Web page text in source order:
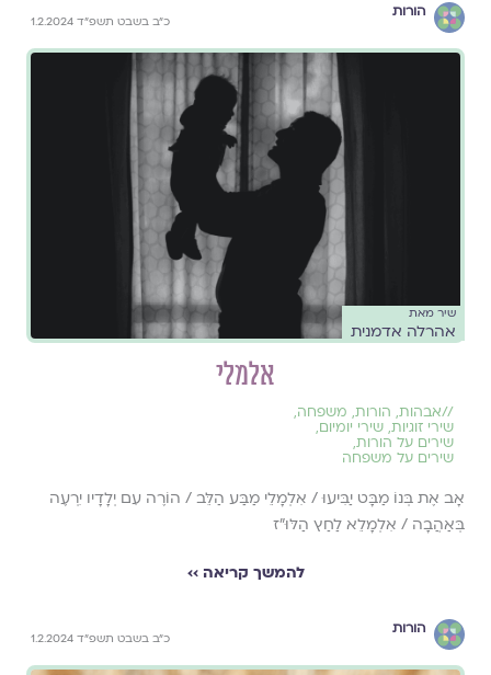
הורות
כ״ב בשבט תשפ״ד 1.2.2024
שיר מאת
אהרלה אדמנית
אלמלי
//אבהות, הורות, משפחה,
שירי זוגיות, שירי יומיום,
שירים על הורות,
שירים על משפחה
אָב אֶת בְּנוֹ מַבָּט יַבִּיעוּ / אִלְמָלֵי מַבַּע הַלֵּב / הוֹרֶה עִם יְלָדָיו יִרְעֶה
בְּאַהֲבָה / אִלְמָלֵא לַחַץ הַלּוּ"ז
להמשך קריאה ››
הורות
כ״ב בשבט תשפ״ד 1.2.2024